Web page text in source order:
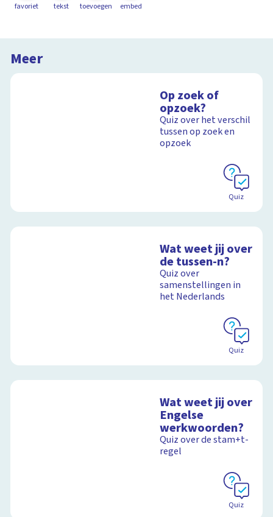
favoriet tekst toevoegen embed
Meer
Op zoek of
opzoek?
Quiz over het verschil
tussen op zoek en
opzoek
Quiz
Wat weet jij over
de tussen-n?
Quiz over
samenstellingen in
het Nederlands
Quiz
Wat weet jij over
Engelse
werkwoorden?
Quiz over de stam+t-
regel
Quiz